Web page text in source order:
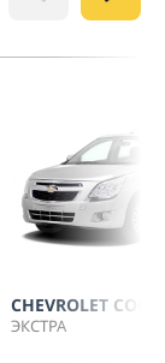
CHEVROLET
ЭКСТРА